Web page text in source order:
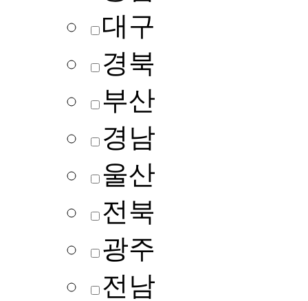
대구
경북
부산
경남
울산
전북
광주
전남